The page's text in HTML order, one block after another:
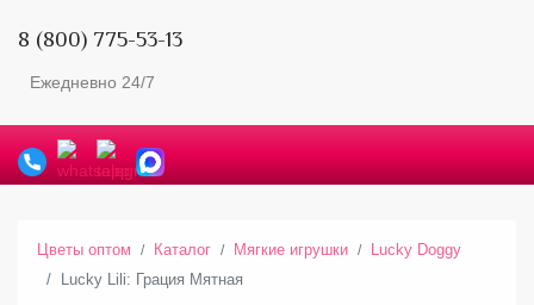
8 (800) 775-53-13
Ежедневно 24/7
Цветы оптом Каталог Мягкие игрушки
Lucky Doggy
Lucky Lili: Грация Мятная